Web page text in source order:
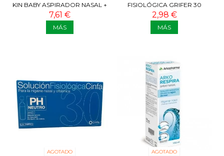
KIN BABY ASPIRADOR NASAL +
10 RECAMBIOS
7,61 €
MÁS
FISIOLÓGICA GRIFER 30
AMPOLLAS
2,98 €
MÁS
AGOTADO AGOTADO